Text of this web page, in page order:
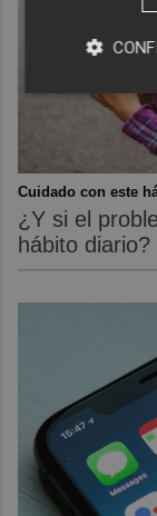
Cuidado con este
¿Y si el
hábito diario?